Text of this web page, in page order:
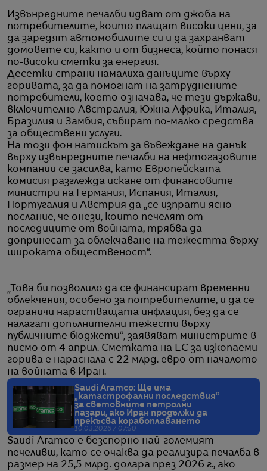
Извънредните печалби идват от джоба на
потребителите, които плащат високи цени, за
да заредят автомобилите си и да захранват
домовете си, както и от бизнеса, който понася
по-високи сметки за енергия.
Десетки страни намалиха данъците върху
горивата, за да помогнат на затруднените
потребители, което означава, че тези държави,
включително Австралия, Южна Африка, Италия,
Бразилия и Замбия, събират по-малко средства
за обществени услуги.
На този фон натискът за въвеждане на данък
върху извънредните печалби на нефтогазовите
компании се засилва, като Европейската
комисия разглежда искане от финансовите
министри на Германия, Испания, Италия,
Португалия и Австрия да „се изпрати ясно
послание, че онези, които печелят от
последиците от войната, трябва да
допринесат за облекчаване на тежестта върху
широката общественост“.
„Това би позволило да се финансират временни
облекчения, особено за потребителите, и да се
ограничи нарастващата инфлация, без да се
налагат допълнителни тежести върху
публичните бюджети“, заявяват министрите в
писмо от 4 април. Сметката на ЕС за изкопаеми
горива е нараснала с 22 млрд. евро от началото
на войната в Иран.
Saudi Aramco: Ще има
„катастрофални последствия“
за световните петролни
пазари, ако Иран продължи да
прекъсва корабоплаването
10.03.2026 / 07:50
Saudi Aramco е безспорно най-големият
печеливш, като се очаква да реализира печалба в
размер на 25,5 млрд. долара през 2026 г., ако